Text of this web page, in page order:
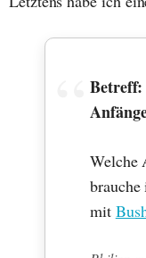
Welche
mit